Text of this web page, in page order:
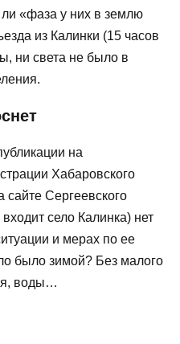
«фаза у них в землю
из Калинки (15 часов
ни света не было в
на
Хабаровского
сайте Сергеевского
село Калинка) нет
и мерах по ее
было зимой? Без малого
воды…